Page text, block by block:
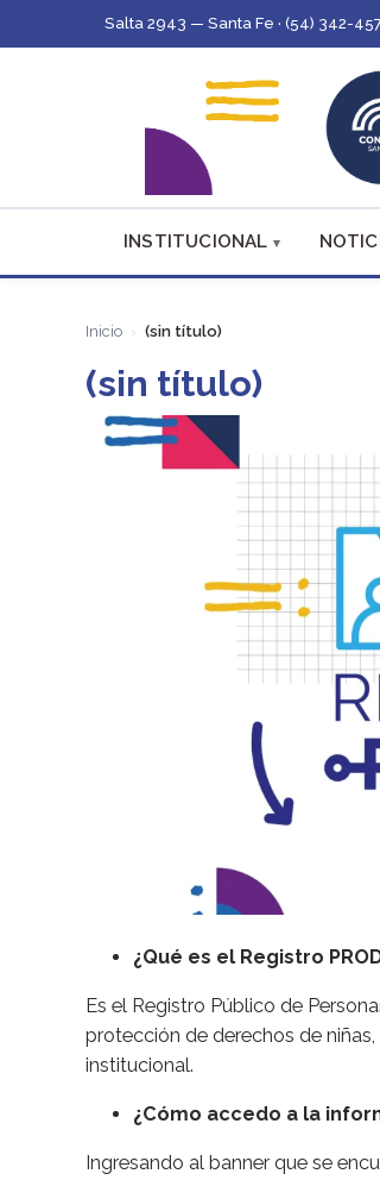
Salta 2943 — Santa Fe · (54) 342-
INSTITUCIONAL
Inicio (sin título)
(sin título)
¿Qué es el Registro
Es el Registro Público de
protección de derechos de
institucional.
¿Cómo accedo a la
Ingresando al banner que se